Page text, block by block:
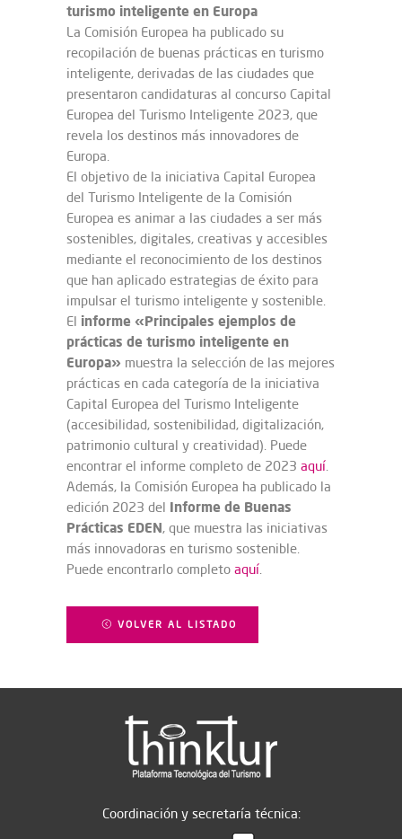
turismo inteligente en Europa
La Comisión Europea ha publicado su
recopilación de buenas prácticas en turismo
inteligente, derivadas de las ciudades que
presentaron candidaturas al concurso Capital
Europea del Turismo Inteligente 2023, que
revela los destinos más innovadores de
Europa.
El objetivo de la iniciativa Capital Europea
del Turismo Inteligente de la Comisión
Europea es animar a las ciudades a ser más
sostenibles, digitales, creativas y accesibles
mediante el reconocimiento de los destinos
que han aplicado estrategias de éxito para
impulsar el turismo inteligente y sostenible.
El informe «Principales ejemplos de
prácticas de turismo inteligente en
Europa» muestra la selección de las mejores
prácticas en cada categoría de la iniciativa
Capital Europea del Turismo Inteligente
(accesibilidad, sostenibilidad, digitalización,
patrimonio cultural y creatividad). Puede
encontrar el informe completo de 2023 aquí.
Además, la Comisión Europea ha publicado la
edición 2023 del Informe de Buenas
Prácticas EDEN, que muestra las iniciativas
más innovadoras en turismo sostenible.
Puede encontrarlo completo aquí.
VOLVER AL LISTADO
Coordinación y secretaría técnica: